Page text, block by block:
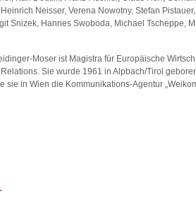
Neisser, Verena Nowotny, Stefan
Snizek, Hannes Swoboda, Michael Tscheppe,
Moser ist Magistra für Europäische
Sie wurde 1961 in Alpbach/Tirol
sie in Wien die Kommunikations-Agentur